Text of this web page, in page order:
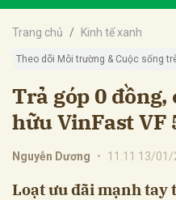
Trang chủ Kinh tế xanh
Theo dõi Môi trường & Cuộc sống
Trả góp 0 đồng,
hữu VinFast VF
Nguyễn Dương • 11:11 13/01/
Loạt ưu đãi mạnh tay